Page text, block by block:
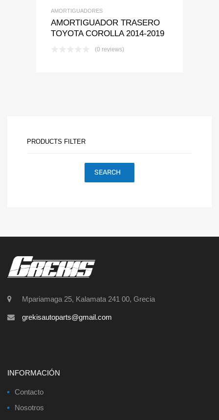
AMORTIGUADORES
AMORTIGUADOR TRASERO
TOYOTA COROLLA 2014-2019
(0 reviews)
PRODUCTS FILTER
SEARCH
Mpariamaga 25, Kalamata 241 00, Grecia
grekisautoparts@gmail.com
INFORMACIÓN
Contacto
Nosotros